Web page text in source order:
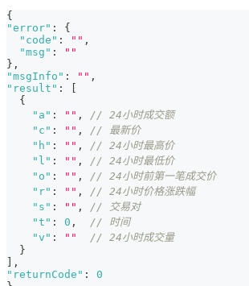
{
"error" :
{
"code" : "" ,
"msg" :
""
} ,
"msgInfo" : "" ,
"result" :
{
"a" : "" ,
// 24小时成交额
"c" : "" ,
// 最新价
"h" : "" ,
// 24小时最高价
"l" : "" ,
// 24小时最低价
"o" : "" ,
// 24小时前第一笔成交价
"r" : "" ,
// 24小时价格涨跌幅
"s" : "" ,
// 交易对
"t" : 0 ,
// 时间
"v" : ""
// 24小时成交量
}
,
"returnCode" :
0